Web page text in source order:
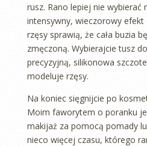
rusz. Rano lepiej nie wybierać
intensywny, wieczorowy efekt
rzęsy sprawią, że cała buzia
zmęczoną. Wybierajcie tusz
precyzyjną, silikonowa
modeluje rzęsy.
Na koniec sięgnijcie po
Moim faworytem o poranku
makijaż za pomocą pomady
nieco więcej czasu, którego